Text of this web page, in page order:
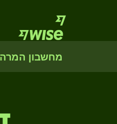
מחשבון המרה